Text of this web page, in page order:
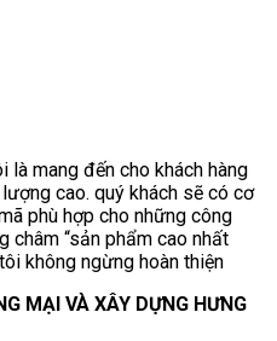
là mang đến cho khách hàng
cao. quý khách sẽ có cơ
phù hợp cho những công
châm “sản phẩm cao nhất
không ngừng hoàn thiện
MẠI VÀ XÂY DỰNG HƯNG